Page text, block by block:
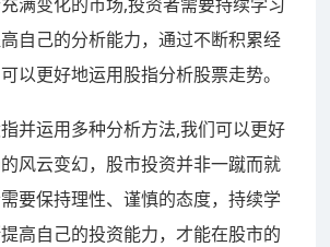
自己的分析能力，通过不断积累经
以更好地运用股指分析股票走势。
并运用多种分析方法,我们可以更好
风云变幻，股市投资并非一蹴而就
要保持理性、谨慎的态度，持续学
高自己的投资能力，才能在股市的